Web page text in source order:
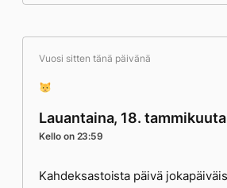
Vuosi sitten tänä päivänä
Lauantaina, 18.
Kello on 23:59
Kahdeksastoista päivä